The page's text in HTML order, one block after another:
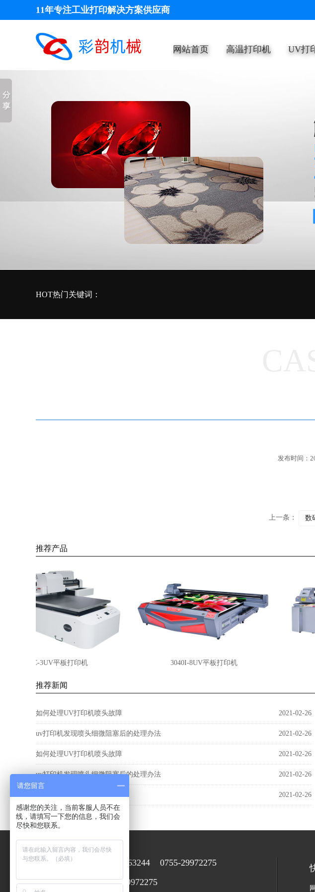
11年专注工业打印解决方案供应商
网站首页 高温打印机 UV打
HOT热门关键词：
发布时间：
上一条： 数
推荐产品
6090SC-3UV平板打印机 3040I-8UV平板打印机
推荐新闻
如何处理UV打印机喷头故障 2021-02-26
uv打印机发现喷头细微阻塞后的处理办法 2021-02-26
如何处理UV打印机喷头故障 2021-02-26
uv打印机发现喷头细微阻塞后的处理办法 2021-02-26
2021-02-26
售前在线咨询： 15920063244 0755-29972275
售后咨询服务：0755-29972275
请您留言
感谢您的关注，当前客服人员不在
线，请填写一下您的信息，我们会
尽快和您联系。